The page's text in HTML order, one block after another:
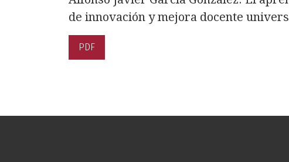
de innovación y mejora docente
PDF